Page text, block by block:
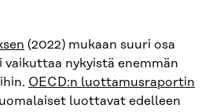
(2022) mukaan suuri osa
vaikuttaa nykyistä enemmän
OECD:n luottamusraportin
luottavat edelleen